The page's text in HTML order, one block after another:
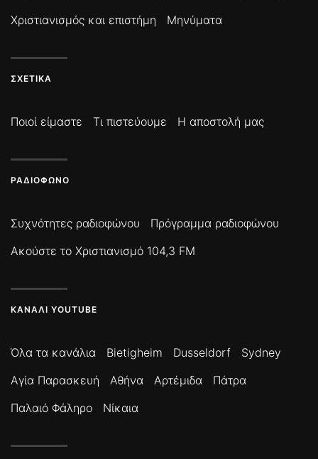
Χριστιανισμός και επιστήμη
Μηνύματα
ΣΧΕΤΙΚΆ
Ποιοί είμαστε Τι πιστεύουμε Η αποστολή μας
ΡΑΔΙΌΦΩΝΟ
Συχνότητες ραδιοφώνου
Πρόγραμμα ραδιοφώνου
Ακούστε το Χριστιανισμό 104,3 FM
ΚΑΝΆΛΙ YOUTUBE
Όλα τα κανάλια Bietigheim Dusseldorf
Sydney
Αγία Παρασκευή
Αθήνα Αρτέμιδα
Πάτρα
Παλαιό Φάληρο
Νίκαια